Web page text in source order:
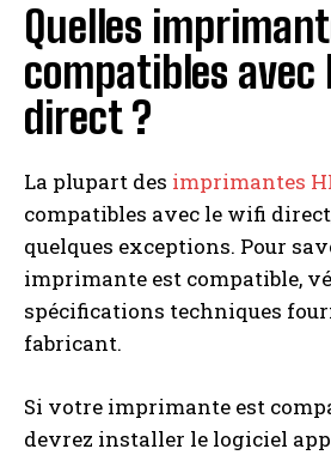
Quelles
compatibles
direct ?
La plupart des imprimantes
compatibles avec le wifi
quelques exceptions. Pour
imprimante est compatible,
spécifications techniques
fabricant.
Si votre imprimante est
devrez installer le logiciel